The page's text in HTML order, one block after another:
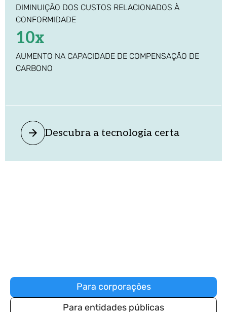
DIMINUIÇÃO DOS CUSTOS RELACIONADOS À
CONFORMIDADE
10x
AUMENTO NA CAPACIDADE DE COMPENSAÇÃO DE
CARBONO
Descubra a tecnologia certa
Para corporações
Para entidades públicas